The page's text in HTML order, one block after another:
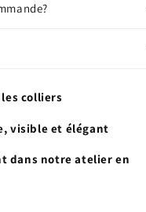
colliers
visible et élégant
dans notre atelier en